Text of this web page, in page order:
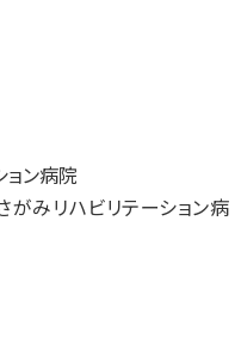
がみリハビリテーション病